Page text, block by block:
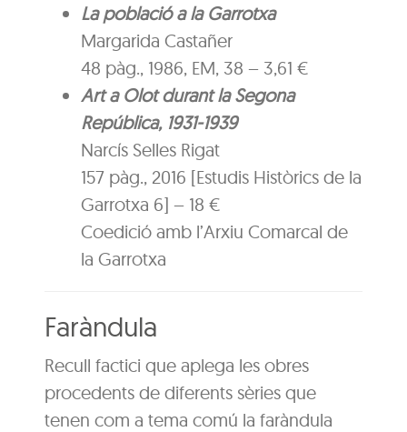
La població a la Garrotxa
Margarida Castañer
48 pàg., 1986, EM, 38 – 3,61 €
Art a Olot durant la Segona
República, 1931-1939
Narcís Selles Rigat
157 pàg., 2016 [Estudis Històrics de la
Garrotxa 6] – 18 €
Coedició amb l’Arxiu Comarcal de
la Garrotxa
Faràndula
Recull factici que aplega les obres
procedents de diferents sèries que
tenen com a tema comú la faràndula